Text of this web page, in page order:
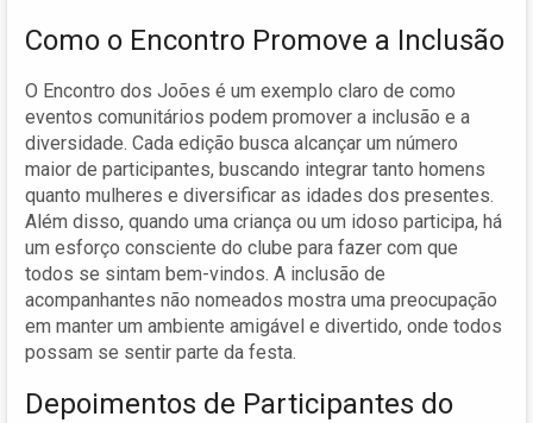
Como o Encontro Promove a Inclusão
O Encontro dos Joões é um exemplo claro de como
eventos comunitários podem promover a inclusão e a
diversidade. Cada edição busca alcançar um número
maior de participantes, buscando integrar tanto homens
quanto mulheres e diversificar as idades dos presentes.
Além disso, quando uma criança ou um idoso participa, há
um esforço consciente do clube para fazer com que
todos se sintam bem-vindos. A inclusão de
acompanhantes não nomeados mostra uma preocupação
em manter um ambiente amigável e divertido, onde todos
possam se sentir parte da festa.
Depoimentos de Participantes do